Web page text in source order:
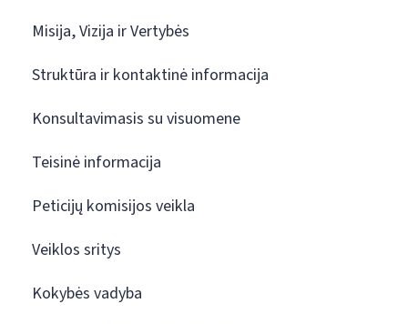
Misija, Vizija ir Vertybės
Struktūra ir kontaktinė informacija
Konsultavimasis su visuomene
Teisinė informacija
Peticijų komisijos veikla
Veiklos sritys
Kokybės vadyba